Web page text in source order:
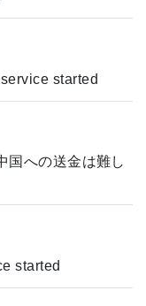
started
国への送金は難し
started